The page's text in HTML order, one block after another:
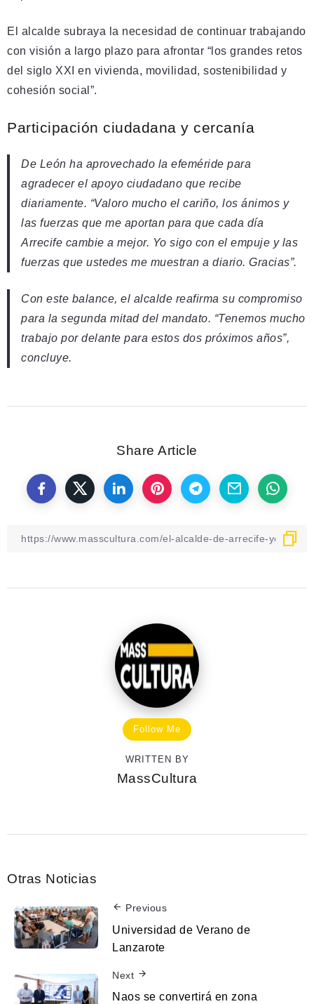
El alcalde subraya la necesidad de continuar trabajando
con visión a largo plazo para afrontar “los grandes retos
del siglo XXI en vivienda, movilidad, sostenibilidad y
cohesión social”.
Participación ciudadana y cercanía
De León ha aprovechado la efeméride para
agradecer el apoyo ciudadano que recibe
diariamente. “Valoro mucho el cariño, los ánimos y
las fuerzas que me aportan para que cada día
Arrecife cambie a mejor. Yo sigo con el empuje y las
fuerzas que ustedes me muestran a diario. Gracias”.
Con este balance, el alcalde reafirma su compromiso
para la segunda mitad del mandato. “Tenemos mucho
trabajo por delante para estos dos próximos años”,
concluye.
Share Article
Follow Me
WRITTEN BY
MassCultura
Otras Noticias
Previous
Universidad de Verano de
Lanzarote
Next
Naos se convertirá en zona